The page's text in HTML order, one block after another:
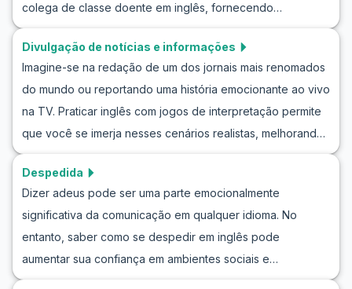
sobre esportes para iniciantes, incluindo vocabulário útil e
Prepare-se para mergulhar no mundo dos esportes e
colega de classe doente em inglês, fornecendo
vocabulário útil, frases-chave e diálogos de exemplo que
você pode encontrar no dia a dia. Essa prática não apenas
melhorará suas habilidades linguísticas, mas também
aumentará sua confiança ao discutir questões de saúde
em inglês. Fique conosco para aprender expressões
importantes e dramatizações sobre saúde que
Divulgação de notícias e informações
Imagine-se na redação de um dos jornais mais renomados
do mundo ou reportando uma história emocionante ao vivo
na TV. Praticar inglês com jogos de interpretação permite
que você se imerja nesses cenários realistas, melhorando
suas habilidades de conversação em inglês sobre notícias.
Neste artigo, exploraremos como os exercícios de
interpretação em inglês podem ajudar você a aprender
inglês com simulações de notícias. Vamos descobrir
monólogos e diálogos essenciais em inglês necessários
para dominar a linguagem em contextos jornalísticos.
Despedida
Dizer adeus pode ser uma parte emocionalmente
significativa da comunicação em qualquer idioma. No
entanto, saber como se despedir em inglês pode
aumentar sua confiança em ambientes sociais e
profissionais. Este artigo oferecerá exercícios de